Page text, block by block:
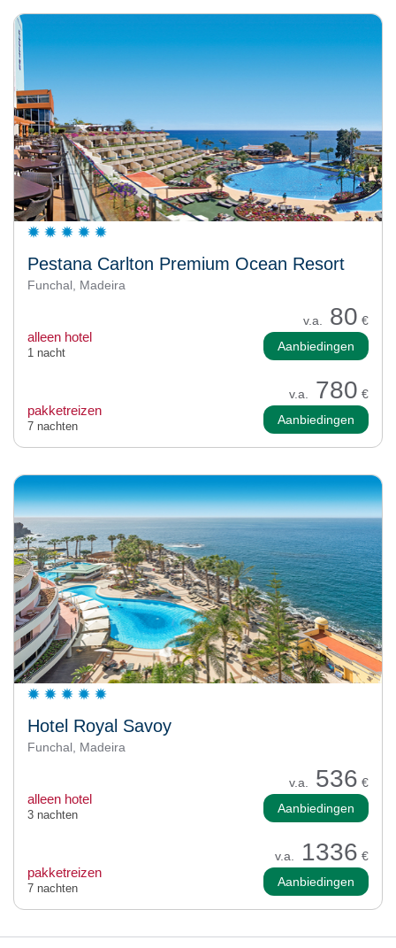
Pestana Carlton Premium Ocean Resort
Funchal, Madeira
v.a. 80 €
alleen hotel
1 nacht Aanbiedingen
v.a. 780 €
pakketreizen
7 nachten Aanbiedingen
Hotel Royal Savoy
Funchal, Madeira
v.a. 536 €
alleen hotel
3 nachten Aanbiedingen
v.a. 1336 €
pakketreizen
7 nachten Aanbiedingen